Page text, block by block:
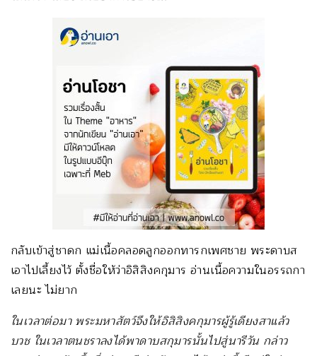
กลับเข้าสู่ชาดก แม่เนื้อคลอดลูกออกทารกเพศชาย พระดาบส
เอาไปเลี้ยงไว้ ตั้งชื่อให้ว่าอิสิสิงคกุมาร อ่านเนื้อความในอรรถกา
เลยนะ ไม่ยาก
ในเวลาต่อมา พระมหาสัตว์จึงให้อิสิสิงคกุมารผู้รู้เดียงสาแล้ว
บวช ในเวลาตนชราลงได้พาดาบสกุมารนั้นไปสู่นารีวัน กล่าว